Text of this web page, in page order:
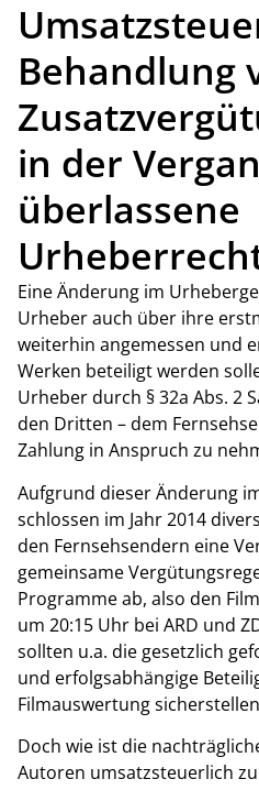
Behandlung
in der
überlassene
Eine Änderung im
Urheber auch über ihre
weiterhin angemessen und
Werken beteiligt werden
Urheber durch § 32a Abs. 2
den Dritten – dem
Zahlung in Anspruch zu
Aufgrund dieser Änderung
schlossen im Jahr 2014
den Fernsehsendern eine
gemeinsame
Programme ab, also den
um 20:15 Uhr bei ARD und
sollten u.a. die gesetzlich
und erfolgsabhängige
Filmauswertung
Doch wie ist die
Autoren umsatzsteuerlich